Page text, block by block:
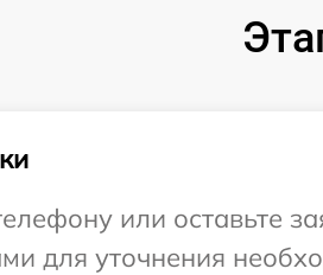
или оставьте
для уточнения